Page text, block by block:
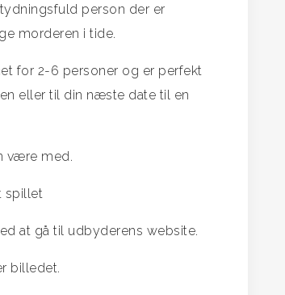
person der er
morderen i tide.
for 2-6 personer og er perfekt
eller til din næste date til en
være med.
spillet
at gå til udbyderens website.
billedet.